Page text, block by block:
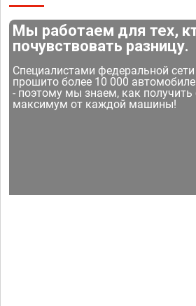
Мы работаем для тех,
почувствовать разницу.
Специалистами федеральной
прошито более 10 000
- поэтому мы знаем, как получить
максимум от каждой машины!